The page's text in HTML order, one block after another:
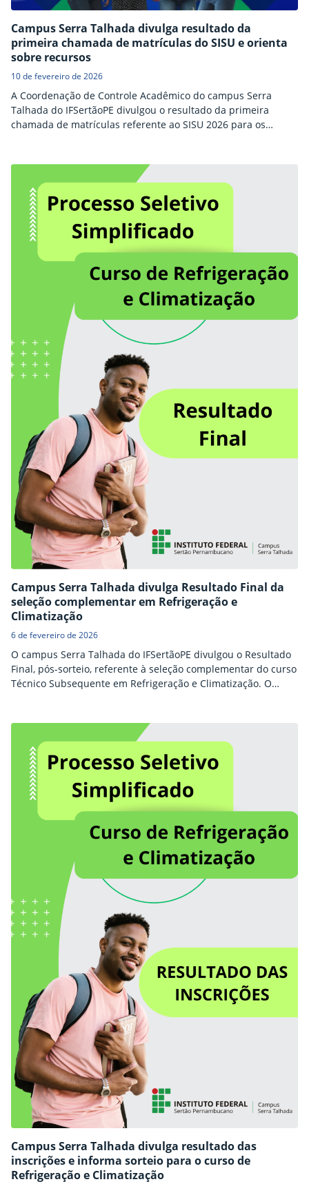
Campus Serra Talhada divulga resultado da
primeira chamada de matrículas do SISU e orienta
sobre recursos
10 de fevereiro de 2026
A Coordenação de Controle Acadêmico do campus Serra
Talhada do IFSertãoPE divulgou o resultado da primeira
chamada de matrículas referente ao SISU 2026 para os
situação das matrículas efetivadas, registros de ausência no
período de matrícula e candidatos não matriculados por
pendências ou não convocação…
Campus Serra Talhada divulga Resultado Final da
seleção complementar em Refrigeração e
Climatização
6 de fevereiro de 2026
O campus Serra Talhada do IFSertãoPE divulgou o Resultado
Final, pós-sorteio, referente à seleção complementar do curso
Técnico Subsequente em Refrigeração e Climatização. O
da plataforma Google Meet. O documento apresenta a
relação de 35 candidatos contemplados, além dos demais
inscritos que…
Campus Serra Talhada divulga resultado das
inscrições e informa sorteio para o curso de
Refrigeração e Climatização